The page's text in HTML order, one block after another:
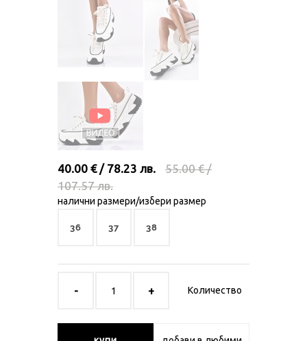
40.00 € / 78.23 лв.
55.00 € /
107.57 лв.
налични размери/избери размер
36 37 38
Количество